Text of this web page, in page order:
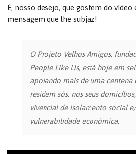
É, nosso desejo, que gostem do vídeo
mensagem que lhe subjaz!
O Projeto Velhos Amigos,
People Like Us, está hoje em
apoiando mais de uma centena
residem sós, nos seus
vivencial de isolamento social
vulnerabilidade económica.